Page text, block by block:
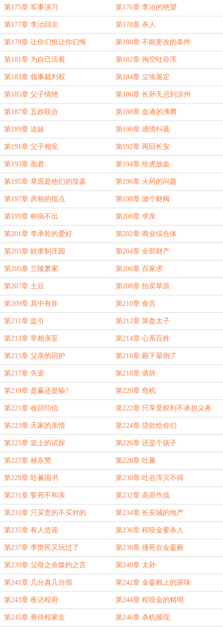
第175章 军事演习 第176章 李治的绝望
第177章 李治回京 第178章 杀人
第179章 让你们恨让你们悔 第180章 不能更改的条件
第181章 为自己活着 第182章 掏空吐谷浑
第183章 领事裁判权 第184章 尘埃落定
第185章 父子情绝 第186章 长孙无忌到凉州
第187章 五姓联合 第188章 血液的沸腾
第189章 送妹 第190章 感情纠葛
第191章 父子相见 第192章 再回长安
第193章 面君 第194章 给虎放血
第195章 草原是他们的坟墓 第196章 火药的问题
第197章 房相的指点 第198章 做个财阀
第199章 称病不出 第200章 求亲
第201章 李承乾的爱好 第202章 商业综合体
第203章 奴隶制庄园 第204章 全部财产
第205章 兰陵萧家 第206章 百家求
第207章 土豆 第208章 拍卖草原
第209章 其中有诈 第210章 食言
第211章 盐引 第212章 算盘太子
第213章 宰相亲至 第214章 心系百姓
第215章 父亲的回护 第216章 殿下晕倒了
第217章 失宠 第218章 请辞
第219章 是赢还是输? 第220章 危机
第221章 收回印信 第222章 只享受权利不承担义务
第223章 天家的亲情 第224章 贷款给你们
第225章 皇上的试探 第226章 还是个孩子
第227章 禄东赞 第228章 吐蕃
第229章 吐蕃国书 第230章 吐谷浑灭不得
第231章 誓死不和亲 第232章 高原作战
第233章 只买贵的不买对的 第234章 长安城的地产
第235章 有人造谣 第236章 程咬金要杀人
第237章 李世民又玩过了 第238章 撞死在金銮殿
第239章 父母之命媒妁之言 第240章 太孙
第241章 几分真几分假 第242章 金銮殿上的尿味
第243章 夜访程府 第244章 程咬金的精明
第245章 善待程家女 第246章 杀机频现